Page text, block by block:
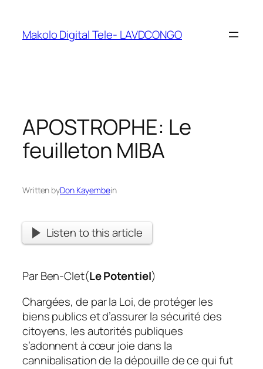
Makolo Digital Tele- LAVDCONGO
APOSTROPHE: Le
feuilleton MIBA
Written byDon Kayembein
Listen to this article
Par Ben-Clet(Le Potentiel)
Chargées, de par la Loi, de protéger les
biens publics et d’assurer la sécurité des
citoyens, les autorités publiques
s’adonnent à cœur joie dans la
cannibalisation de la dépouille de ce qui fut